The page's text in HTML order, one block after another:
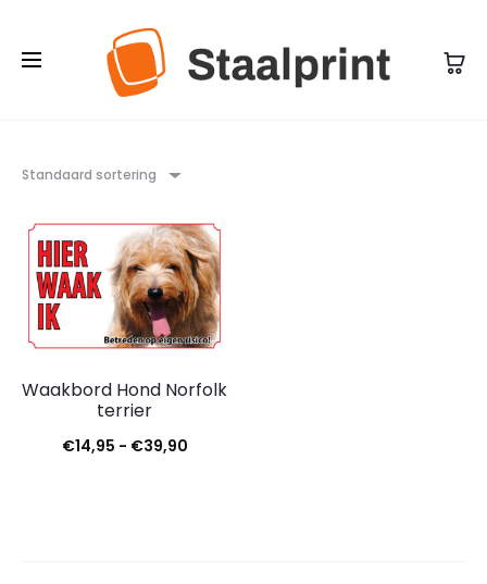
Standaard sortering
Waakbord Hond Norfolk
terrier
€14,95 - €39,90Prijsklasse: